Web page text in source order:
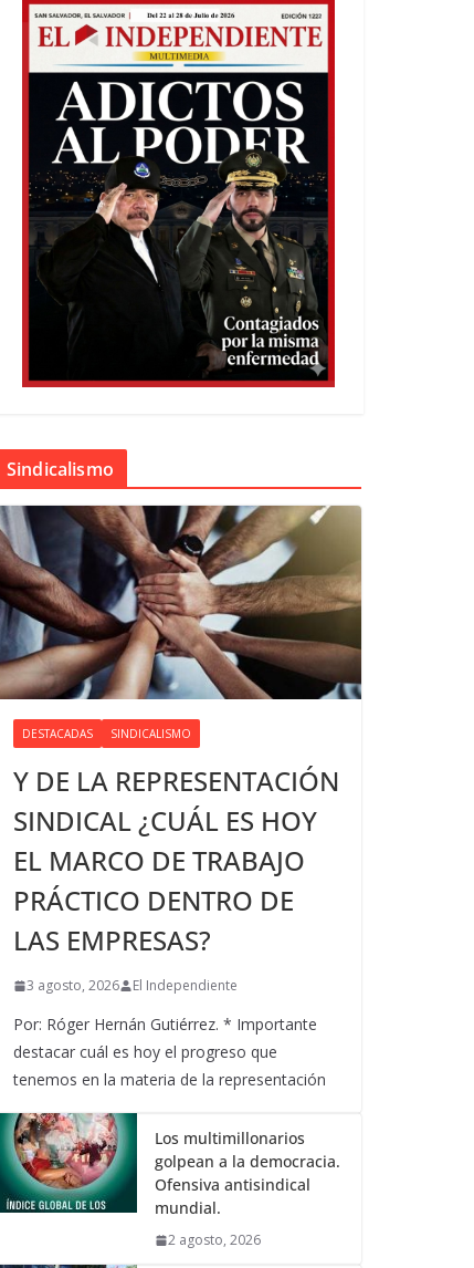
Sindicalismo
DESTACADAS SINDICALISMO
Y DE LA REPRESENTACIÓN
SINDICAL ¿CUÁL ES HOY
EL MARCO DE TRABAJO
PRÁCTICO DENTRO DE
LAS EMPRESAS?
3 agosto, 2026 El Independiente
Por: Róger Hernán Gutiérrez. * Importante
destacar cuál es hoy el progreso que
tenemos en la materia de la representación
Los multimillonarios
golpean a la democracia.
Ofensiva antisindical
mundial.
2 agosto, 2026